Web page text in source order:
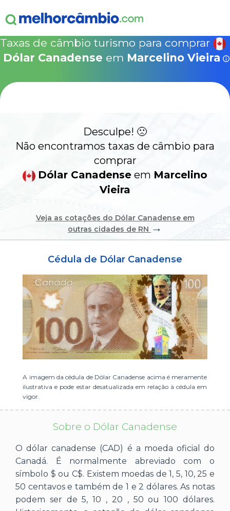
15% Seguro Viagem 15% Proteção de Bagagem
NOVA COTAÇÃO
CONTA INTERNACIONAL NOVO
Acesse sua conta:
BROKER DE OFERTAS
ou cadastre-se se ainda não tem registro:
Taxas de câmbio turismo para comprar
Dólar Canadense em Marcelino Vieira
Desculpe! 🙁
Não encontramos taxas de câmbio para
comprar
Dólar Canadense em Marcelino
Vieira
Veja as cotações do Dólar Canadense em
outras cidades de RN →
Cédula de Dólar Canadense
A imagem da cédula de Dólar Canadense acima é meramente
ilustrativa e pode estar desatualizada em relação à cédula em
vigor.
Sobre o Dólar Canadense
O dólar canadense (CAD) é a moeda oficial do
Canadá. É normalmente abreviado com o
símbolo $ ou C$. Existem moedas de 1, 5, 10, 25 e
50 centavos e também de 1 e 2 dólares. As notas
podem ser de 5, 10 , 20 , 50 ou 100 dólares.